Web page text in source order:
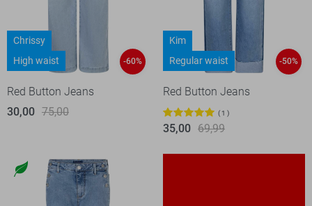
Chrissy
High waist
-60%
Red Button Jeans
30,00 75,00
Kim
Regular waist
-50%
Red Button Jeans
1
35,00 69,99